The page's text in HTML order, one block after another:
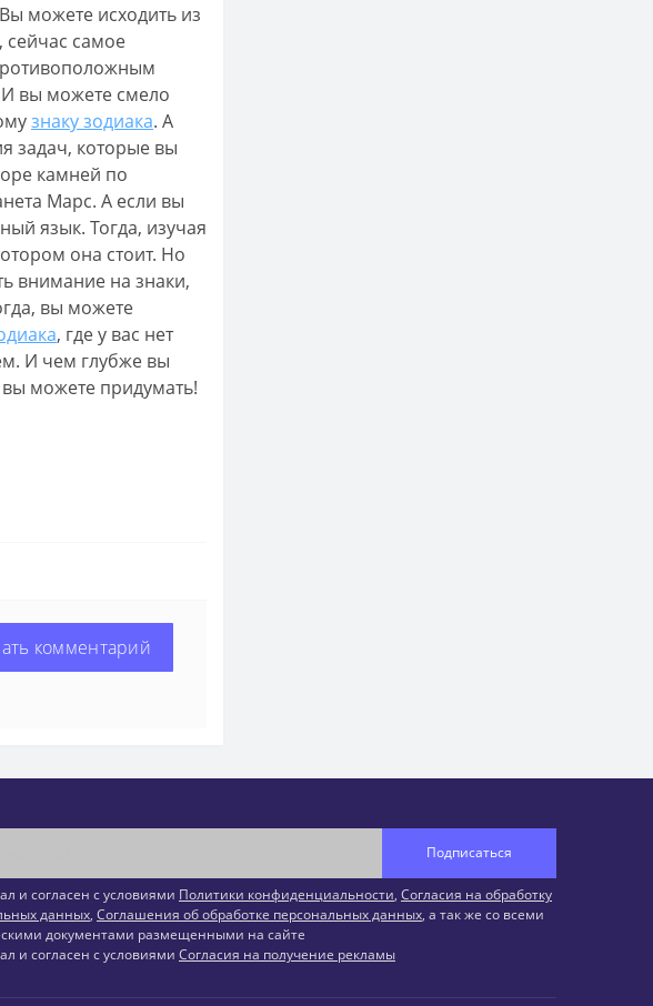
можете исходить из
сейчас самое
И вы можете смело
знаку зодиака. А
задач, которые вы
камней по
Марс. А если вы
язык. Тогда, изучая
она стоит. Но
внимание на знаки,
вы можете
, где у вас нет
И чем глубже вы
можете придумать!
комментарий
Подписаться
и согласен с условиями Политики конфиденциальности, Согласия на обработку
данных, Соглашения об обработке персональных данных, а так же со всеми
документами размещенными на сайте
и согласен с условиями Согласия на получение рекламы